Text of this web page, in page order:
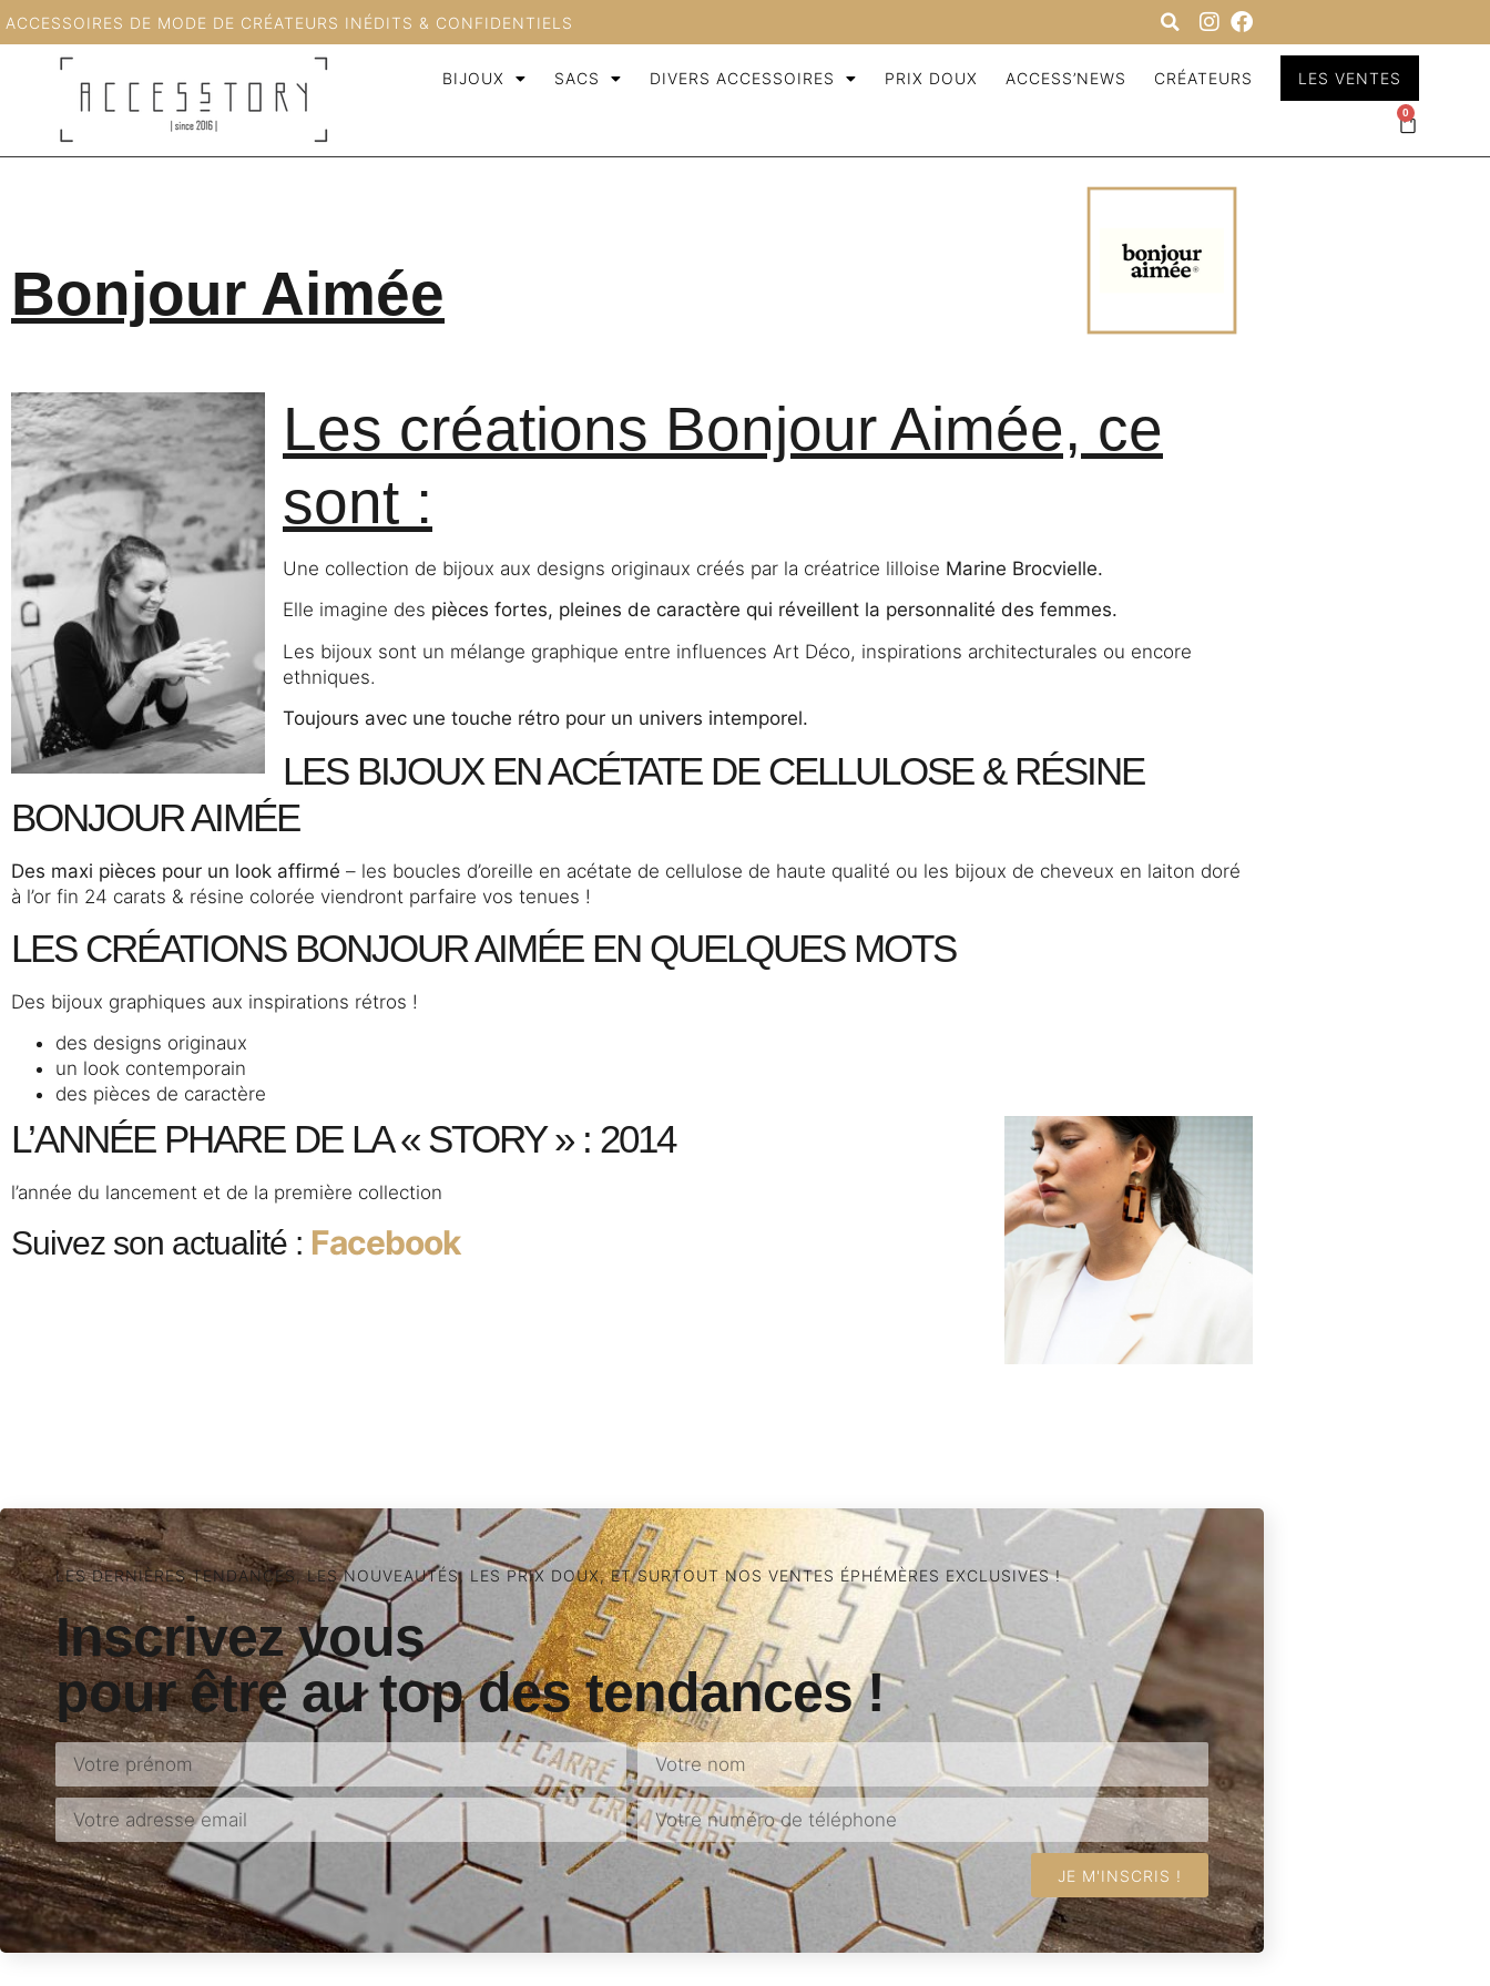
ACCESSOIRES DE MODE DE CRÉATEURS INÉDITS & CONFIDENTIELS
BIJOUX SACS DIVERS ACCESSOIRES PRIX DOUX ACCESS’NEWS CRÉATEURS LES VENTES
0
Bonjour Aimée
Les créations Bonjour Aimée, ce
sont :
Une collection de bijoux aux designs originaux créés par la créatrice lilloise Marine Brocvielle.
Elle imagine des pièces fortes, pleines de caractère qui réveillent la personnalité des femmes.
Les bijoux sont un mélange graphique entre influences Art Déco, inspirations architecturales ou encore
ethniques.
Toujours avec une touche rétro pour un univers intemporel.
LES BIJOUX EN ACÉTATE DE CELLULOSE & RÉSINE
BONJOUR AIMÉE
Des maxi pièces pour un look affirmé – les boucles d’oreille en acétate de cellulose de haute qualité ou les bijoux de cheveux en laiton doré
à l’or fin 24 carats & résine colorée viendront parfaire vos tenues !
LES CRÉATIONS BONJOUR AIMÉE EN QUELQUES MOTS
Des bijoux graphiques aux inspirations rétros !
des designs originaux
un look contemporain
des pièces de caractère
L’ANNÉE PHARE DE LA « STORY » : 2014
l’année du lancement et de la première collection
Suivez son actualité : Facebook
LES DERNIÈRES TENDANCES, LES NOUVEAUTÉS, LES PRIX DOUX, ET SURTOUT NOS VENTES ÉPHÉMÈRES EXCLUSIVES !
Inscrivez vous
pour être au top des tendances !
JE M'INSCRIS !